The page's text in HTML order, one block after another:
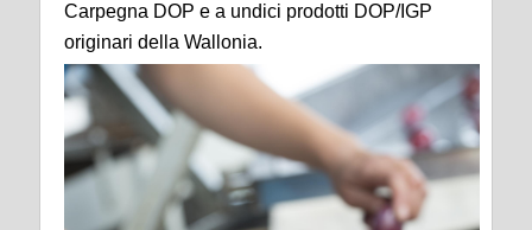
Carpegna DOP e a undici prodotti DOP/IGP
originari della Wallonia.